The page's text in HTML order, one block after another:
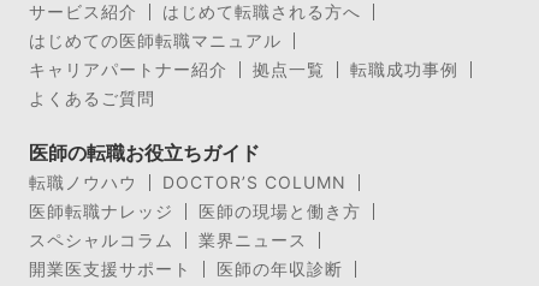
サービス紹介
はじめて転職される方へ
はじめての医師転職マニュアル
キャリアパートナー紹介
拠点一覧
転職成功事例
よくあるご質問
医師の転職お役立ちガイド
転職ノウハウ
DOCTOR’S COLUMN
医師転職ナレッジ
医師の現場と働き方
スペシャルコラム
業界ニュース
開業医支援サポート
医師の年収診断